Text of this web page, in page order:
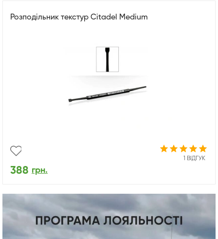
Розподільник текстур Citadel Medium
1 ВІДГУК
388 грн.